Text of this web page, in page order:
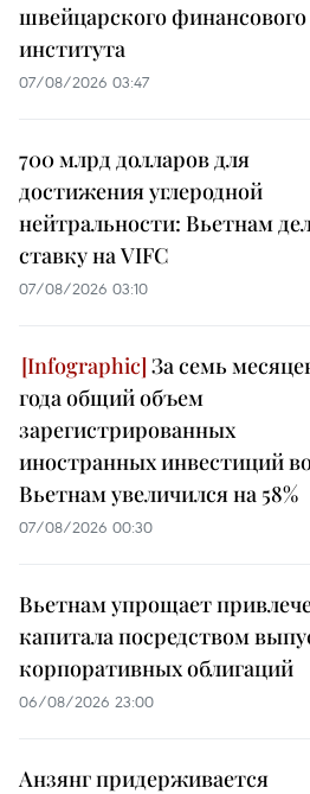
швейцарского финансового
института
07/08/2026 03:47
700 млрд долларов для
достижения углеродной
нейтральности: Вьетнам
ставку на VIFC
07/08/2026 03:10
За семь
года общий объем
зарегистрированных
иностранных инвестиций
Вьетнам увеличился на 58%
07/08/2026 00:30
Вьетнам упрощает
капитала посредством
корпоративных облигаций
06/08/2026 23:00
Анзянг придерживается